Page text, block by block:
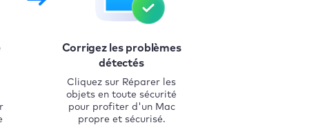
Corrigez les problèmes
détectés
Cliquez sur Réparer les
objets en toute sécurité
pour profiter d'un Mac
propre et sécurisé.